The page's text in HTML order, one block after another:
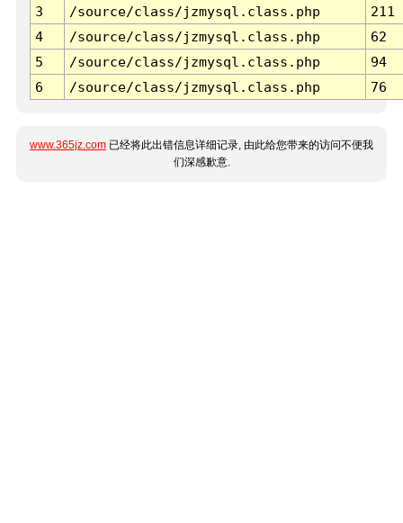
3 /source/class/jzmysql.class.php
211
4
/source/class/jzmysql.class.php
62
5
/source/class/jzmysql.class.php
94
6
/source/class/jzmysql.class.php 76
www.365jz.com 已经将此出错信息详细记录, 由此给您带来的访问不便我
们深感歉意.